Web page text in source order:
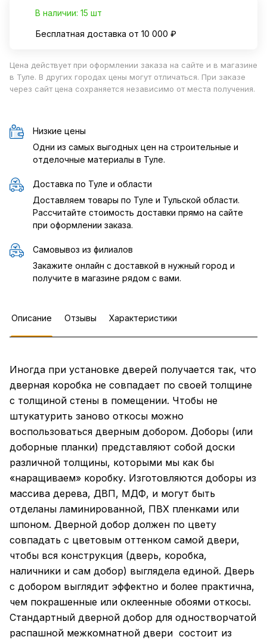
В наличии: 15 шт
Бесплатная доставка от 10 000 ₽
Цена действует при оформлении заказа на сайте и в магазине
в Туле. В других городах цены могут отличаться. При заказе
через сайт цена сохраняется независимо от места получения.
Низкие цены
Одни из самых выгодных цен на строительные и
отделочные материалы в Туле.
Доставка по Туле и области
Доставляем товары по Туле и Тульской области.
Рассчитайте стоимость доставки прямо на сайте
при оформлении заказа.
Самовывоз из филиалов
Закажите онлайн с доставкой в нужный город и
получите в магазине рядом с вами.
Описание Отзывы Характеристики
Иногда при установке дверей получается так, что
дверная коробка не совпадает по своей толщине
с толщиной стены в помещении. Чтобы не
штукатурить заново откосы можно
воспользоваться дверным добором. Доборы (или
доборные планки) представляют собой доски
различной толщины, которыми мы как бы
«наращиваем» коробку. Изготовляются доборы из
массива дерева, ДВП, МДФ, и могут быть
отделаны ламинированной, ПВХ пленками или
шпоном. Дверной добор должен по цвету
совпадать с цветовым оттенком самой двери,
чтобы вся конструкция (дверь, коробка,
наличники и сам добор) выглядела единой. Дверь
с добором выглядит эффектно и более практична,
чем покрашенные или оклеенные обоями откосы.
Стандартный дверной добор для одностворчатой
распашной межкомнатной двери состоит из